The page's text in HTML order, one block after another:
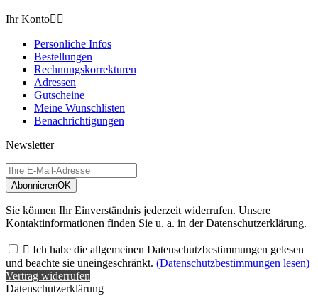
Ihr Konto 
Persönliche Infos
Bestellungen
Rechnungskorrekturen
Adressen
Gutscheine
Meine Wunschlisten
Benachrichtigungen
Newsletter
AbonnierenOK
Sie können Ihr Einverständnis jederzeit widerrufen. Unsere
Kontaktinformationen finden Sie u. a. in der Datenschutzerklärung.
 Ich habe die allgemeinen Datenschutzbestimmungen gelesen
und beachte sie uneingeschränkt. (Datenschutzbestimmungen lesen)
Vertrag widerrufen
Datenschutzerklärung